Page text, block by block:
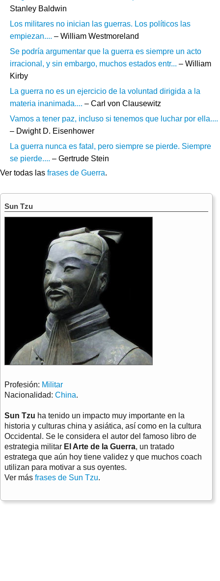
Stanley Baldwin
Los militares no inician las guerras. Los políticos las
empiezan.... – William Westmoreland
Se podría argumentar que la guerra es siempre un acto
irracional, y sin embargo, muchos estados entr... – William
Kirby
La guerra no es un ejercicio de la voluntad dirigida a la
materia inanimada.... – Carl von Clausewitz
Vamos a tener paz, incluso si tenemos que luchar por ella....
– Dwight D. Eisenhower
La guerra nunca es fatal, pero siempre se pierde. Siempre
se pierde.... – Gertrude Stein
Ver todas las frases de Guerra.
Sun Tzu
Profesión: Militar
Nacionalidad: China.
Sun Tzu ha tenido un impacto muy importante en la
historia y culturas china y asiática, así como en la cultura
Occidental. Se le considera el autor del famoso libro de
estrategia militar El Arte de la Guerra, un tratado
estratega que aún hoy tiene validez y que muchos coach
utilizan para motivar a sus oyentes.
Ver más frases de Sun Tzu.